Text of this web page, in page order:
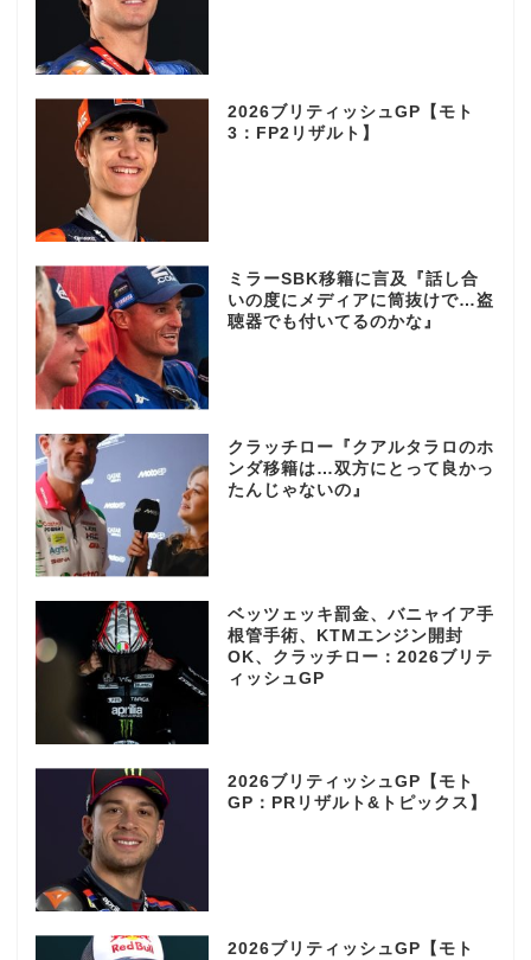
2026ブリティッシュGP【モト
3：FP2リザルト】
ミラーSBK移籍に言及『話し合
いの度にメディアに筒抜けで…盗
聴器でも付いてるのかな』
クラッチロー『クアルタラロのホ
ンダ移籍は…双方にとって良かっ
たんじゃないの』
ベッツェッキ罰金、バニャイア手
根管手術、KTMエンジン開封
OK、クラッチロー：2026ブリテ
ィッシュGP
2026ブリティッシュGP【モト
GP：PRリザルト&トピックス】
2026ブリティッシュGP【モト